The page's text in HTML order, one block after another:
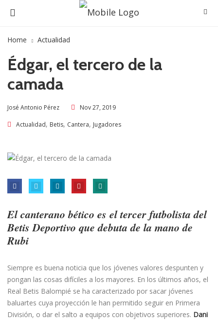
Home Actualidad
Édgar, el tercero de la
camada
José Antonio Pérez Nov 27, 2019
Actualidad, Betis, Cantera, Jugadores
El canterano bético es el tercer futbolista del
Betis Deportivo que debuta de la mano de
Rubi
Siempre es buena noticia que los jóvenes valores despunten y
pongan las cosas difíciles a los mayores. En los últimos años, el
Real Betis Balompié se ha caracterizado por sacar jóvenes
baluartes cuya proyección le han permitido seguir en Primera
División, o dar el salto a equipos con objetivos superiores. Dani